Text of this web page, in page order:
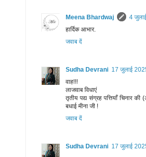
Meena Bhardwaj
4
हार्दिक आभार.
जवाब दें
Sudha Devrani 17 जुलाई
वाह!!!
लाजवाब विधाएं
तृतीय पद्य संग्रह पत्तियाँ चिनार
बधाई मीना जी !
जवाब दें
Sudha Devrani 17 जुलाई